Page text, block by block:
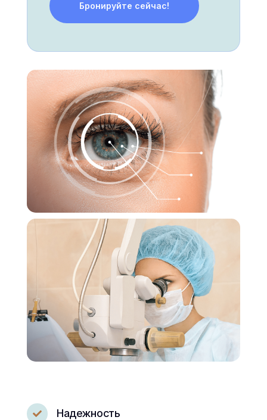
Бронируйте сейчас!
 Надежность